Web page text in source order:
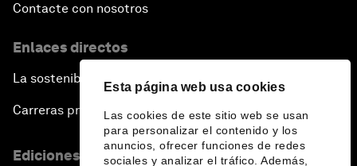
Esta página web usa cookies
Las cookies de este sitio web se usan
para personalizar el contenido y los
anuncios, ofrecer funciones de redes
sociales y analizar el tráfico. Además,
Contacte con nosotros
Enlaces directos
La sostenibilidad en el Foro
Carreras profesionales
Ediciones en otros idiomas